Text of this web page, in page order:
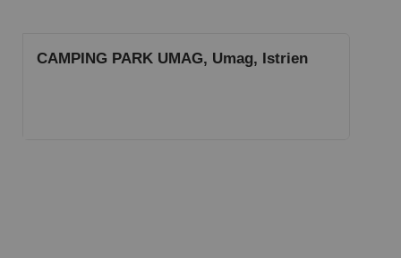
CAMPING PARK UMAG, Umag, Istrien